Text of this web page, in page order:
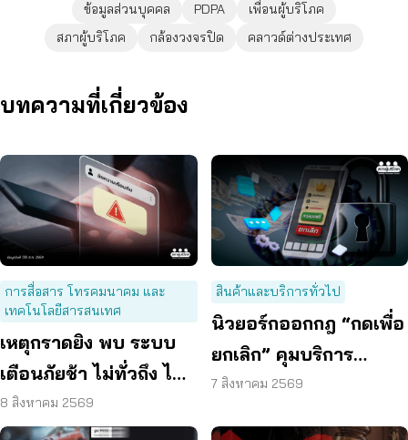
ข้อมูลส่วนบุคคล PDPA
เพื่อนผู้บริโภค
สภาผู้บริโภค
กล้องวงจรปิด คลาวด์ต่างประเทศ
บทความที่เกี่ยวข้อง
การสื่อสาร โทรคมนาคม และ
เทคโนโลยีสารสนเทศ
เหตุกราดยิง พบ ระบบ
เตือนภัยช้า ไม่ทั่วถึง ไม่
ชัดเจน
8 สิงหาคม 2569
สินค้าและบริการทั่วไป
นิวยอร์กออกกฎ “กดเพื่อ
ยกเลิก” คุมบริการ
ออนไลน์ ต่ออายุสมาชิก
7 สิงหาคม 2569